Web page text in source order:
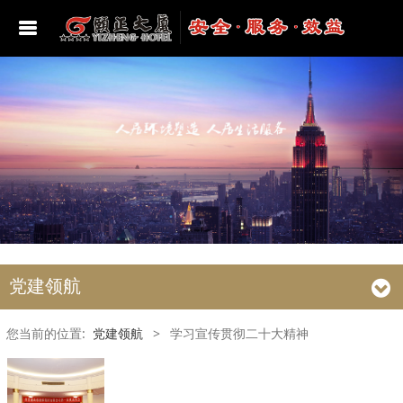
酒店位置
总经理致辞
豪华套房
豪华单人间
豪华标准间
女士房
普通标准间
颐正海韵美食汇
颐安厅
颐然厅
颐正厅
颐文厅
颐泓厅
颐润厅
颐和多功能厅
颐德多功能厅
贵宾厅
第一会议室
第二会议室
第四会议室
学习宣传贯彻二十大精神
党史学习教育
建党百年
学习贯彻习近平新时代中国特色社会主义思想
深入学习贯彻习近平总书记视察山东重要讲话
精神
学习贯彻党的二十届四中全会精神
党建领航
您当前的位置: 党建领航 > 学习宣传贯彻二十大精神